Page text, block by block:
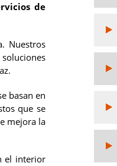
de
Nuestros
basan en
que se
mejora la
el interior